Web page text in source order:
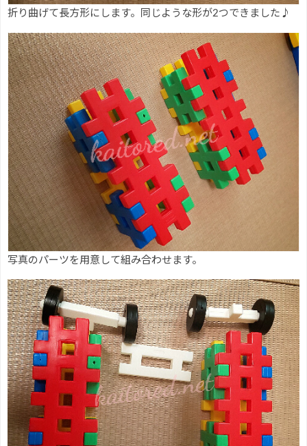
折り曲げて長方形にします。同じような形が2つできました♪
写真のパーツを用意して組み合わせます。